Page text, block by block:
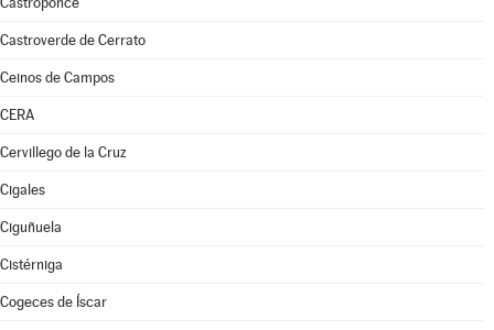
Castroverde de Cerrato
Ceinos de Campos
CERA
Cervillego de la Cruz
Cigales
Ciguñuela
Cistérniga
Cogeces de Íscar